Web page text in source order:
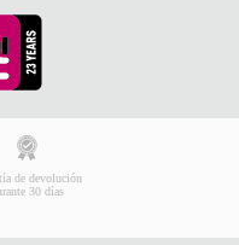
de devolución
30 días